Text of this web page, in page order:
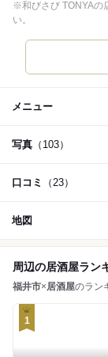
※和びさび TONYAの
い。
メニュー
写真 （103）
口コミ （23）
地図
周辺の居酒屋ラン
福井市×居酒屋のラン
1